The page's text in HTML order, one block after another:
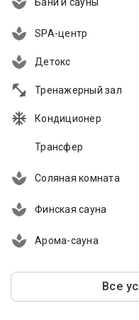
SPA-центр
Детокс
Тренажерный зал
Кондиционер
Трансфер
Соляная комната
Финская сауна
Арома-сауна
Все